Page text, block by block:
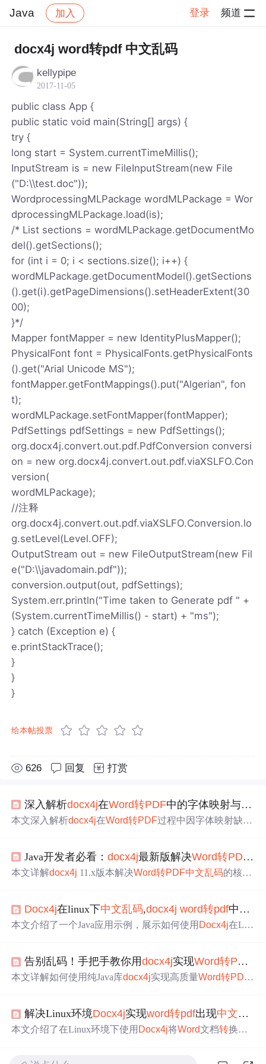
Java 加入 登录 频道
社区 Java 帖子详情
docx4j word转pdf 中文乱码
kellypipe
2017-11-05
public class App {
public static void main(String[] args) {
try {
long start = System.currentTimeMillis();
InputStream is = new FileInputStream(new File
("D:\\test.doc"));
WordprocessingMLPackage wordMLPackage = Wor
dprocessingMLPackage.load(is);
/* List sections = wordMLPackage.getDocumentMo
del().getSections();
for (int i = 0; i < sections.size(); i++) {
wordMLPackage.getDocumentModel().getSections
().get(i).getPageDimensions().setHeaderExtent(30
00);
}*/
Mapper fontMapper = new IdentityPlusMapper();
PhysicalFont font = PhysicalFonts.getPhysicalFonts
().get("Arial Unicode MS");
fontMapper.getFontMappings().put("Algerian", fon
t);
wordMLPackage.setFontMapper(fontMapper);
PdfSettings pdfSettings = new PdfSettings();
org.docx4j.convert.out.pdf.PdfConversion conversi
on = new org.docx4j.convert.out.pdf.viaXSLFO.Con
version(
wordMLPackage);
//注释
org.docx4j.convert.out.pdf.viaXSLFO.Conversion.lo
g.setLevel(Level.OFF);
OutputStream out = new FileOutputStream(new Fil
e("D:\\javadomain.pdf"));
conversion.output(out, pdfSettings);
System.err.println("Time taken to Generate pdf " +
(System.currentTimeMillis() - start) + "ms");
} catch (Exception e) {
e.printStackTrace();
}
}
}
给本帖投票
626 回复 打赏
深入解析docx4j在Word转PDF中的字体映射与中文
本文深入解析docx4j在Word转PDF过程中因字体映射缺失
体绑定；提供覆盖Windows/Linux的中文字体映射清单及Ph
ysicalFonts.put()兜底方案；详解Spring Boot环境下健壮Servi
驱动排障及字体子集化等高阶优化策略。
Java开发者必看：docx4j最新版解决Word转PDF 中
本文详解docx4j 11.x版本解决Word转PDF中文乱码的核心
体部署、PostScript名验证、资源清理与性能调优等关键技
术点，面向Java企业级文档处理场景。
Docx4j在linux下中文乱码,docx4j word转pdf中文出现乱码,贵阳Java培训
本文介绍了一个Java应用示例，展示如何使用 Docx4j在Lin
ord为PDF ，同时解决了转换过程中的中文乱码。代码中包
含了关键步骤，如字体配置和转换设置，以及性能统计。
告别乱码！手把手教你用docx4j实现Word转PDF
本文详解如何使用纯Java库docx4j实现高质量Word转PDF
安装、多级 fallback 映射策略、性能优化及Spring Boot集成
等关键技术点，适用于企业级合同、报表等中文文档自动
解决Linux环境Docx4j实现word转pdf出现中文乱码
本文介绍了在Linux环境下使用 Docx4j将Word文档转换为